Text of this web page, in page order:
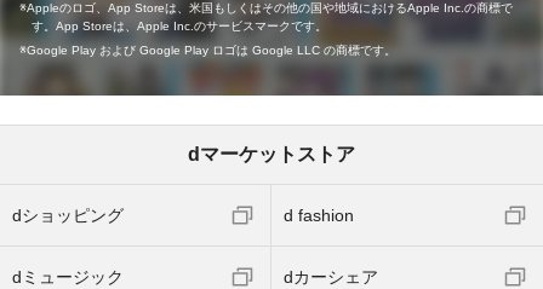
Appleのロゴ、App Storeは、米国もしくはその他の国や地域におけるApple Inc.の商標で
す。App Storeは、Apple Inc.のサービスマークです。
Google Play および Google Play ロゴは Google LLC の商標です。
dマーケットストア
dショッピング d fashion
dミュージック dカーシェア